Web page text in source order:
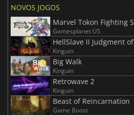
NOVOS JOGOS
Marvel Tokon Fighting
Gamesplanet US
HellSlave II Judgment
Kinguin
Big Walk
Kinguin
Retrowave 2
Kinguin
Beast of Reincarnation
Game Boost